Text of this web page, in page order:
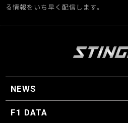
る情報をいち早く配信します。
NEWS
F1 ニュース
F1 DATA